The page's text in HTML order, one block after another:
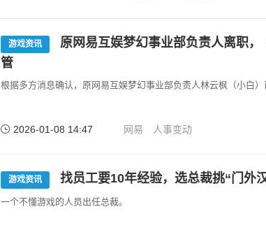
游戏资讯
原网易互娱梦幻事业部负责人离职
管
根据多方消息确认，原网易互娱梦幻事业部负责人林云枫（小白）
2026-01-08 14:47 网易 人事变动
游戏资讯 找员工要10年经验，选总裁挑“门外
一个不懂游戏的人员出任总裁。